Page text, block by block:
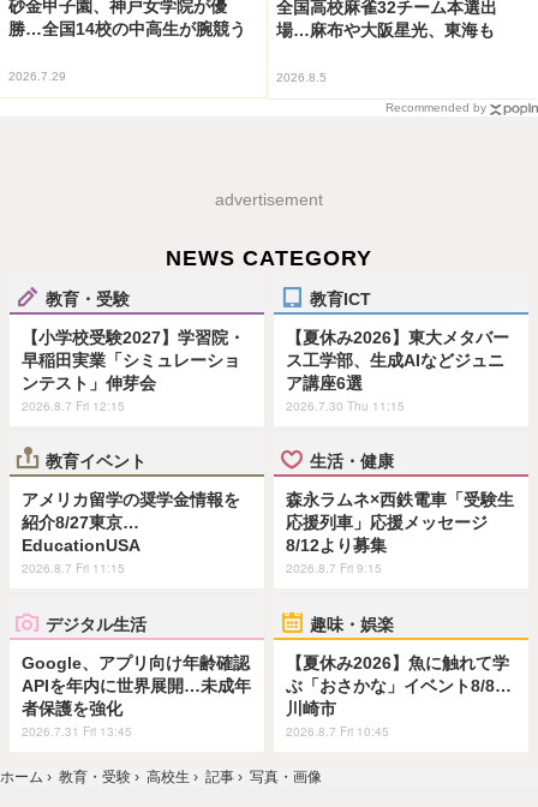
砂金甲子園、神戸女学院が優
勝…全国14校の中高生が腕競う
2026.7.29
全国高校麻雀32チーム本選出
場…麻布や大阪星光、東海も
2026.8.5
Recommended by
advertisement
NEWS CATEGORY
教育・受験
【小学校受験2027】学習院・
早稲田実業「シミュレーショ
ンテスト」伸芽会
2026.8.7 Fri 12:15
教育ICT
【夏休み2026】東大メタバー
ス工学部、生成AIなどジュニ
ア講座6選
2026.7.30 Thu 11:15
教育イベント
アメリカ留学の奨学金情報を
紹介8/27東京…
EducationUSA
2026.8.7 Fri 11:15
生活・健康
森永ラムネ×西鉄電車「受験生
応援列車」応援メッセージ
8/12より募集
2026.8.7 Fri 9:15
デジタル生活
Google、アプリ向け年齢確認
APIを年内に世界展開…未成年
者保護を強化
2026.7.31 Fri 13:45
趣味・娯楽
【夏休み2026】魚に触れて学
ぶ「おさかな」イベント8/8…
川崎市
2026.8.7 Fri 10:45
ホーム › 教育・受験 › 高校生 › 記事 › 写真・画像